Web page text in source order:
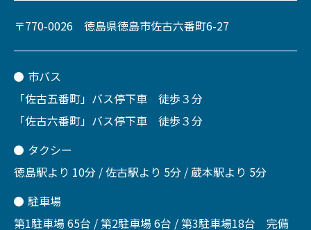
〒770-0026 徳島県徳島市佐古六番町6-27
市バス
「佐古五番町」バス停下車 徒歩３分
「佐古六番町」バス停下車 徒歩３分
タクシー
徳島駅より 10分 / 佐古駅より 5分 / 蔵本駅より 5分
駐車場
第1駐車場 65台 / 第2駐車場 6台 / 第3駐車場18台 完備